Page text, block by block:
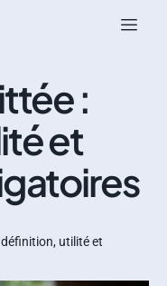
:
et
utilité et